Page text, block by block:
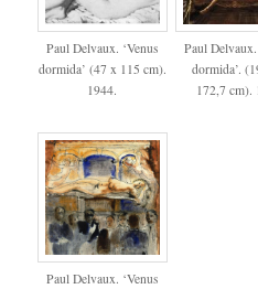
Paul Delvaux. ‘Venus
dormida’ (47 x 115 cm).
1944.
Paul Delvaux.
dormida’.
172,7 cm).
Paul Delvaux. ‘Venus